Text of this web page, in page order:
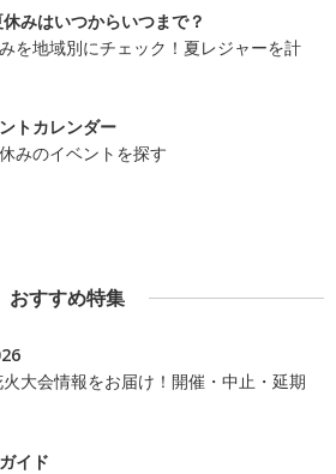
みはいつからいつまで？
を地域別にチェック！夏レジャーを計
トカレンダー
みのイベントを探す
おすすめ特集
大会情報をお届け！開催・中止・延期
イド